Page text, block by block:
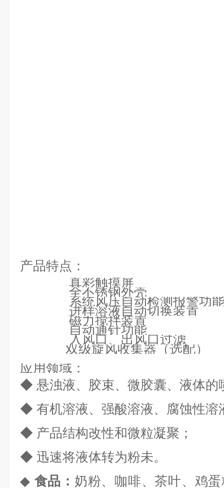
产品特点：
真彩触摸屏
全不锈钢外壳
系统风压自动检测报警功
进样溶液自动切换装置
磁力搅拌装置
自动通针功能
入风口、出风口过滤
双级旋风收集器（选配）
应用领域：
◆ 悬浊液、胶束、微胶囊、液体的
◆ 有机溶液、强酸溶液、腐蚀性溶
◆ 产品结构改性和微粒凝聚；
◆ 迅速将液体转为粉未。
◆ 食品： 奶粉、咖啡、茶叶、鸡